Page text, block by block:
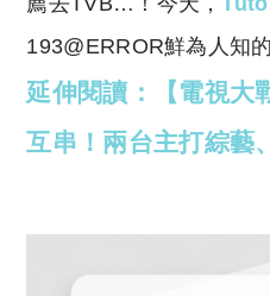
193@ERROR鮮為人知
延伸閱讀：【電視大
互串！兩台主打綜藝